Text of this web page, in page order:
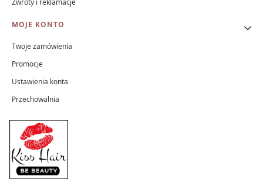
MOJE KONTO
Twoje zamówienia
Promocje
Ustawienia konta
Przechowalnia